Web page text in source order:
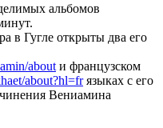
альбомов
в Гугле открыты два его
about и французском
about?hl=frязыках с его
Вениамина